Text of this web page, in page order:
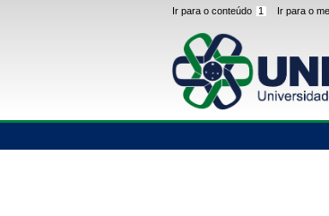
Ir para o conteúdo 1 Ir para o